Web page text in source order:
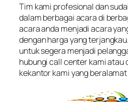
Tim kami profesional dan
dalam berbagai acara di
acara anda menjadi acara
dengan harga yang
untuk segera menjadi
hubungi call center kami atau
kekantor kami yang